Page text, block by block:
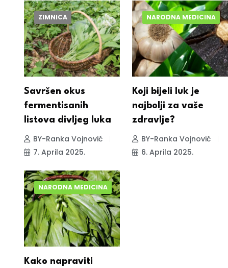
ZIMNICA
Savršen okus
fermentisanih
listova divljeg luka
BY-Ranka Vojnović
7. Aprila 2025.
NARODNA MEDICINA
Koji bijeli luk je
najbolji za vaše
zdravlje?
BY-Ranka Vojnović
6. Aprila 2025.
NARODNA MEDICINA
Kako napraviti